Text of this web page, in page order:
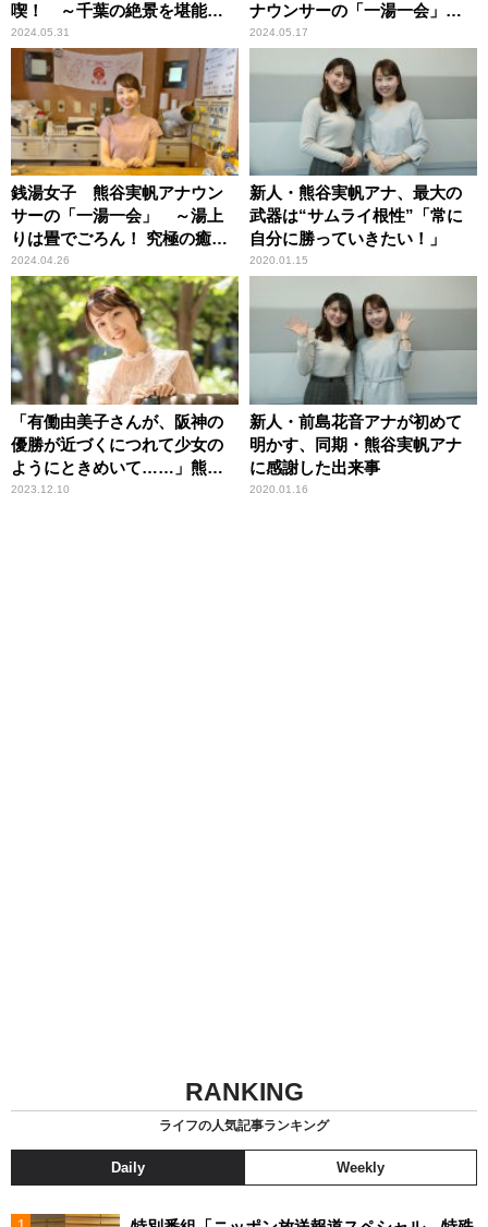
喫！ ～千葉の絶景を堪能で
きる「ゆうみSauna Cafe」
2024.05.31
ナウンサーの「一湯一会」
～人気の下町銭湯「天然温泉
湯どんぶり栄湯」
2024.05.17
銭湯女子 熊谷実帆アナウン
サーの「一湯一会」 ～湯上
りは畳でごろん！ 究極の癒し
銭湯「金春湯」
2024.04.26
新人・熊谷実帆アナ、最大の
武器は“サムライ根性”「常に
自分に勝っていきたい！」
2020.01.15
「有働由美子さんが、阪神の
優勝が近づくにつれて少女の
ようにときめいて……」熊谷
実帆アナウンサー
2023.12.10
新人・前島花音アナが初めて
明かす、同期・熊谷実帆アナ
に感謝した出来事
2020.01.16
RANKING
ライフの人気記事ランキング
Daily Weekly